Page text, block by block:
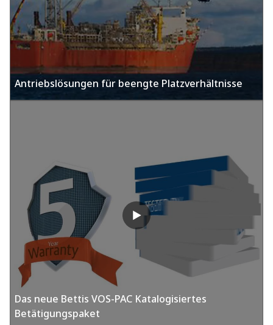
Antriebslösungen für beengte Platzverhältnisse
Das neue Bettis VOS-PAC Katalogisiertes
Betätigungspaket